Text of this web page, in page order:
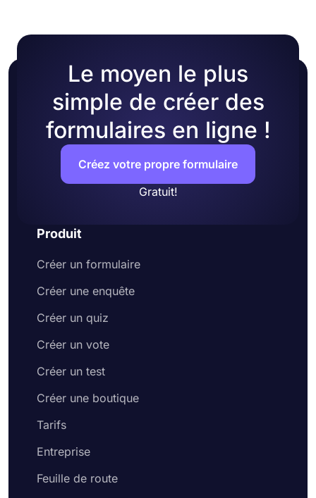
Le moyen le plus
simple de créer des
formulaires en ligne !
Créez votre propre formulaire
Gratuit!
Produit
Créer un formulaire
Créer une enquête
Créer un quiz
Créer un vote
Créer un test
Créer une boutique
Tarifs
Entreprise
Feuille de route